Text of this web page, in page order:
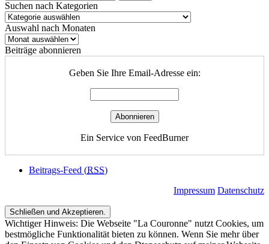
Suchen nach Kategorien
Suchen
nach
Kategorien
Auswahl nach Monaten
Auswahl
nach
Monaten
Beiträge abonnieren
Geben Sie Ihre Email-Adresse ein:
Ein Service von FeedBurner
Beitrags-Feed (RSS)
Impressum Datenschutz
Wichtiger Hinweis: Die Webseite "La Couronne" nutzt Cookies, um
bestmögliche Funktionalität bieten zu können. Wenn Sie mehr über